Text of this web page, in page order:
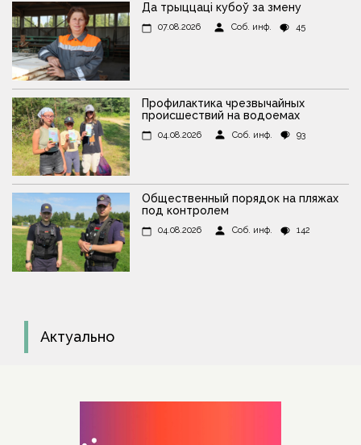
Да трыццаці кубоў за змену
07.08.2026 Соб. инф. 45
Профилактика чрезвычайных
происшествий на водоемах
04.08.2026 Соб. инф. 93
Общественный порядок на пляжах
под контролем
04.08.2026 Соб. инф. 142
Актуально